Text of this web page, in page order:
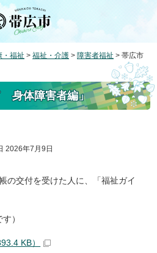
・福祉 > 福祉・介護 > 障害者福祉 > 帯広市
身体障害者編」
2026年7月9日
の交付を受けた人に、「福祉ガイ
）
KB）